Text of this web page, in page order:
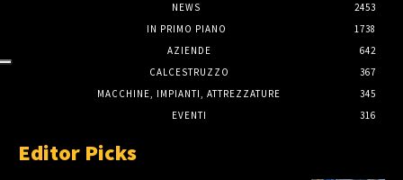
NEWS
2453
IN PRIMO PIANO
1738
AZIENDE
642
CALCESTRUZZO
367
MACCHINE, IMPIANTI, ATTREZZATURE
345
EVENTI
316
Editor Picks